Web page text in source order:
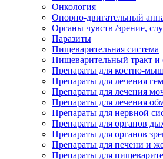
Онкология
Опорно-двигательный
Органы чувств /зрение,
Паразиты
Пищеварительная система
Пищеварительный тракт и
Препараты для костно-
Препараты для лечения
Препараты для лечения
Препараты для лечения
Препараты для нервной
Препараты для органов
Препараты для органов
Препараты для печени и
Препараты для